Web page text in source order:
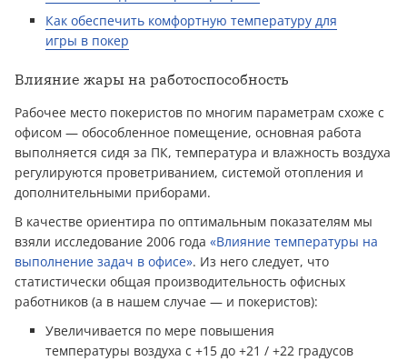
Как обеспечить комфортную температуру для
игры в покер
Влияние жары на работоспособность
Рабочее место покеристов по многим параметрам схоже с
офисом — обособленное помещение, основная работа
выполняется сидя за ПК, температура и влажность воздуха
регулируются проветриванием, системой отопления и
дополнительными приборами.
В качестве ориентира по оптимальным показателям мы
взяли исследование 2006 года «Влияние температуры на
выполнение задач в офисе». Из него следует, что
статистически общая производительность офисных
работников (а в нашем случае — и покеристов):
Увеличивается по мере повышения
температуры воздуха с +15 до +21 / +22 градусов